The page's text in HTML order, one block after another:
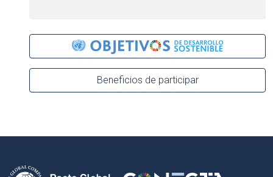
Beneficios de participar